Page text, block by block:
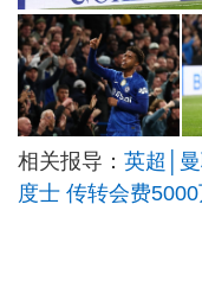
相关报导： 英超│
度士 传转会费